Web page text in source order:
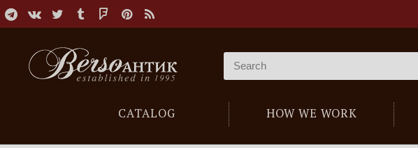
CATALOG HOW WE WORK
Furniture and décor in oriental style